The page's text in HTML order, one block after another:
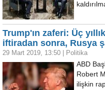
Trump'ın zaferi: Üç
iftiradan sonra, Rusya
29 Mart 2019, 13:50 Politika
ABD
Robert
ilişkin